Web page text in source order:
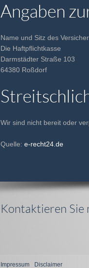
Angaben
Name und Sitz des
Die Haftpflichtkasse
Darmstädter Straße 103
64380 Roßdorf
Wir sind nicht bereit oder
Quelle: e-recht24.de
Kontaktieren Sie
Impressum Disclaimer